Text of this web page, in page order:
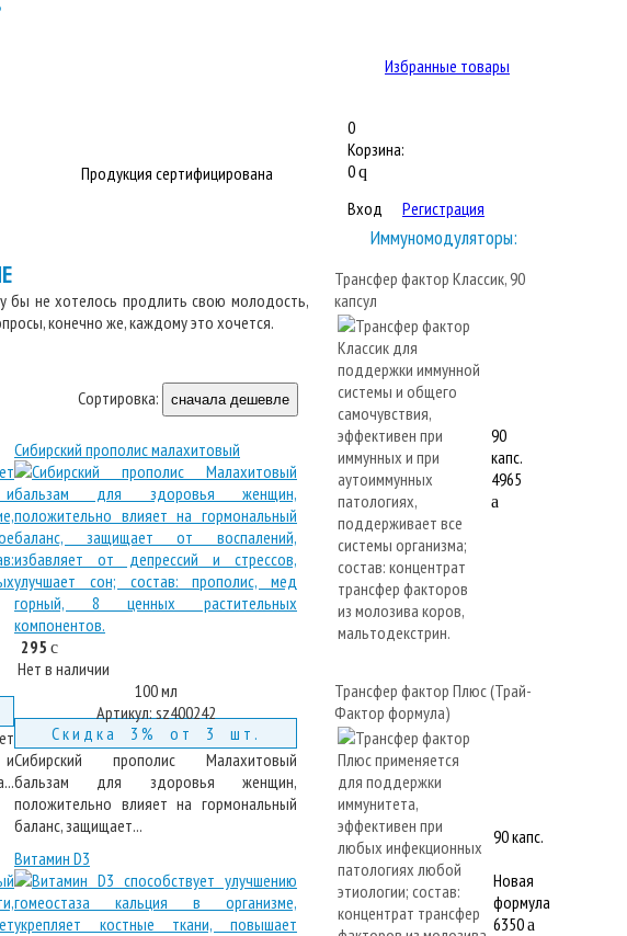
Избранные товары
0
Корзина:
0q
Продукция сертифицирована
Вход Регистрация
бы не хотелось продлить свою молодость,
конечно же, каждому это хочется.
Сортировка: сначала дешевле
и
Сибирский прополис малахитовый
295 c
Нет в наличии
100 мл
Артикул:sz400242
Скидка 3% от 3 шт.
Сибирский прополис Малахитовый
бальзам для здоровья женщин,
положительно влияет на гормональный
баланс, защищает...
Витамин D3
Иммуномодуляторы:
Трансфер фактор Классик, 90
капсул
90
капс.
4965
a
Трансфер фактор Плюс (Трай-
Фактор формула)
90 капс.
Новая
формула
6350a